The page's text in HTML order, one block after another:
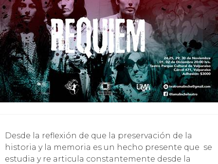
Desde la reflexión de que la preservación de la
historia y la memoria es un hecho presente que se
estudia y re articula constantemente desde la